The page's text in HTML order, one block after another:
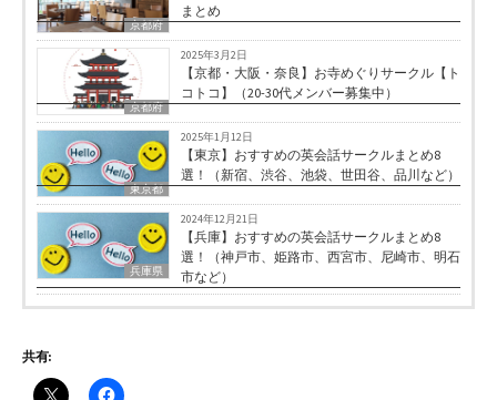
京都府
まとめ
京都府
2025年3月2日
【京都・大阪・奈良】お寺めぐりサークル【ト
コトコ】（20-30代メンバー募集中）
東京都
2025年1月12日
【東京】おすすめの英会話サークルまとめ8
選！（新宿、渋谷、池袋、世田谷、品川など）
兵庫県
2024年12月21日
【兵庫】おすすめの英会話サークルまとめ8
選！（神戸市、姫路市、西宮市、尼崎市、明石
市など）
共有: